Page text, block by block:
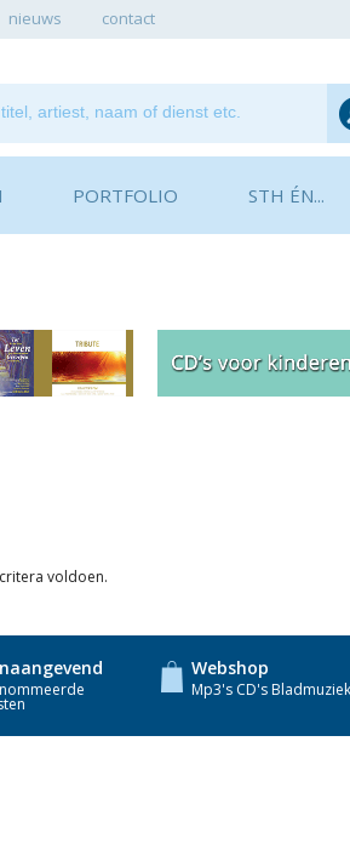
nieuws contact
PORTFOLIO STH ÉN...
voldoen.
Webshop
Mp3's CD's Bladmuziek